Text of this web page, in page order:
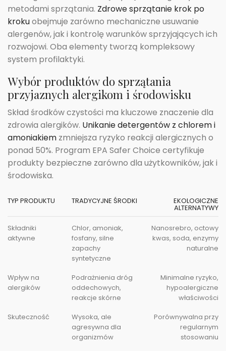
metodami sprzątania. Zdrowe sprzątanie krok po
krokuobejmuje zarówno mechaniczne usuwanie
alergenów, jak i kontrolę warunków sprzyjających ich
rozwojowi. Oba elementy tworzą kompleksowy
system profilaktyki.
Wybór produktów do sprzątania
przyjaznych alergikom i środowisku
Skład środków czystości ma kluczowe znaczenie dla
zdrowia alergików. Unikanie detergentów z chlorem i
amoniakiem zmniejsza ryzyko reakcji alergicznych o
ponad 50%. Program EPA Safer Choice certyfikuje
produkty bezpieczne zarówno dla użytkowników, jak i
środowiska.
TYP PRODUKTU TRADYCYJNE ŚRODKI EKOLOGICZNE
ALTERNATYWY
Składniki
aktywne
Chlor, amoniak,
fosfany, silne
zapachy
syntetyczne
Nanosrebro, octowy
kwas, soda, enzymy
naturalne
Wpływ na
alergików
Podrażnienia dróg
oddechowych,
reakcje skórne
Minimalne ryzyko,
hypoalergiczne
właściwości
Skuteczność
Wysoka, ale
agresywna dla
organizmów
Porównywalna przy
regularnym
stosowaniu